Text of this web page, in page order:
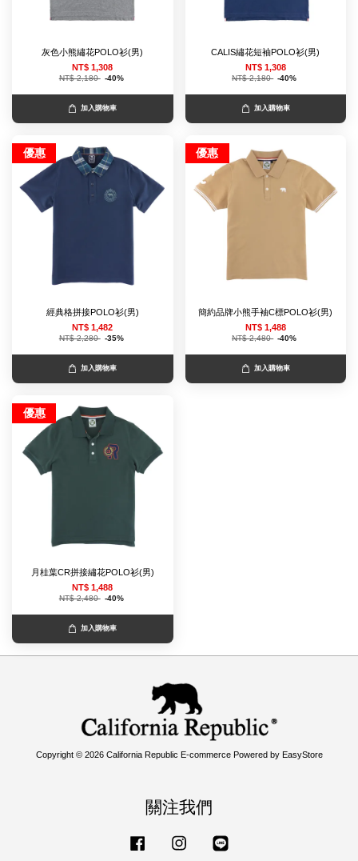
灰色小熊繡花POLO衫(男)
NT$ 1,308
NT$ 2,180 -40%
加入購物車
CALIS繡花短袖POLO衫(男)
NT$ 1,308
NT$ 2,180 -40%
加入購物車
優惠
經典格拼接POLO衫(男)
NT$ 1,482
NT$ 2,280 -35%
加入購物車
優惠
簡約品牌小熊手袖C標POLO衫(男)
NT$ 1,488
NT$ 2,480 -40%
加入購物車
優惠
月桂葉CR拼接繡花POLO衫(男)
NT$ 1,488
NT$ 2,480 -40%
加入購物車
Copyright © 2026 California Republic E-commerce Powered by EasyStore
關注我們
Facebook Instagram